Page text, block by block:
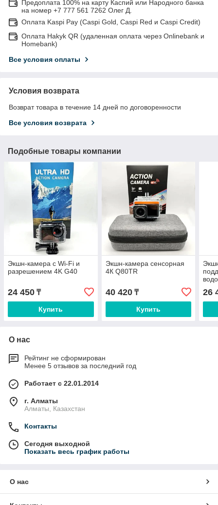
Предоплата 100% на карту Каспий или Народного банка
на номер +7 777 561 7262 Олег Д.
Оплата Kaspi Pay (Caspi Gold, Caspi Red и Caspi Credit)
Оплата Hakyk QR (удаленная оплата через Onlinebank и
Homebank)
Все условия оплаты
Условия возврата
Возврат товара в течение 14 дней по договоренности
Все условия возврата
Подобные товары компании
Экшн-камера с Wi-Fi и
разрешением 4K G40
24 450 ₸
Купить
Экшн-камера сенсорная
4К Q80TR
40 420₸
Купить
26
О нас
Рейтинг не сформирован
Менее 5 отзывов за последний год
Работает с 22.01.2014
г. Алматы
Алматы, Казахстан
Контакты
Сегодня выходной
Показать весь график работы
О нас